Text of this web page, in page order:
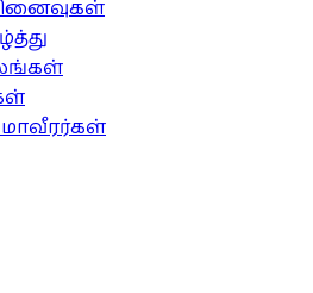
மாவீரர்கள்